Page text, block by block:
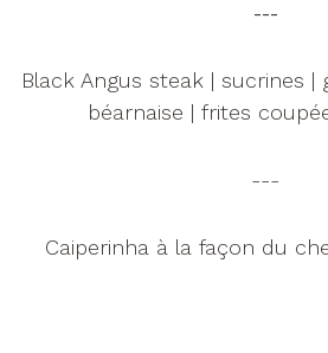
---
Black Angus steak | sucrines |
béarnaise | frites
---
Caiperinha à la façon du